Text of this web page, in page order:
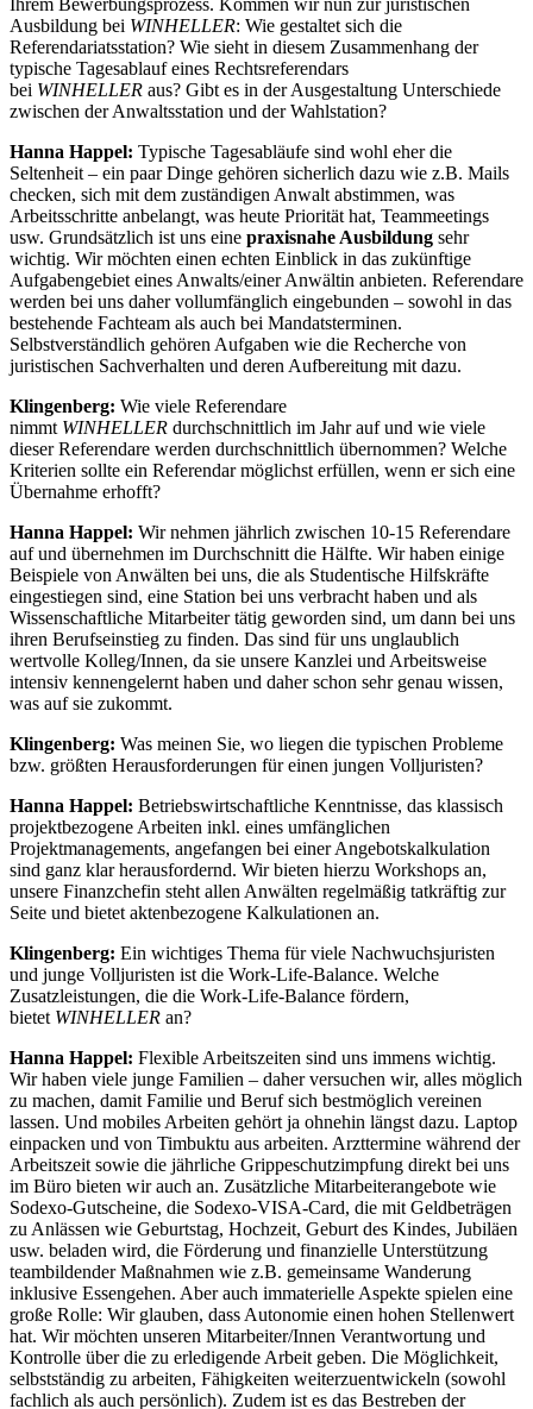
Ausbildung bei WINHELLER: Wie gestaltet sich die
Referendariatsstation? Wie sieht in diesem Zusammenhang der
typische Tagesablauf eines Rechtsreferendars
bei WINHELLER aus? Gibt es in der Ausgestaltung Unterschiede
zwischen der Anwaltsstation und der Wahlstation?
Hanna Happel: Typische Tagesabläufe sind wohl eher die
Seltenheit – ein paar Dinge gehören sicherlich dazu wie z.B. Mails
checken, sich mit dem zuständigen Anwalt abstimmen, was
Arbeitsschritte anbelangt, was heute Priorität hat, Teammeetings
usw. Grundsätzlich ist uns eine praxisnahe Ausbildung sehr
wichtig. Wir möchten einen echten Einblick in das zukünftige
Aufgabengebiet eines Anwalts/einer Anwältin anbieten. Referendare
werden bei uns daher vollumfänglich eingebunden – sowohl in das
bestehende Fachteam als auch bei Mandatsterminen.
Selbstverständlich gehören Aufgaben wie die Recherche von
juristischen Sachverhalten und deren Aufbereitung mit dazu.
Klingenberg: Wie viele Referendare
nimmt WINHELLER durchschnittlich im Jahr auf und wie viele
dieser Referendare werden durchschnittlich übernommen? Welche
Kriterien sollte ein Referendar möglichst erfüllen, wenn er sich eine
Übernahme erhofft?
Hanna Happel: Wir nehmen jährlich zwischen 10-15 Referendare
auf und übernehmen im Durchschnitt die Hälfte. Wir haben einige
Beispiele von Anwälten bei uns, die als Studentische Hilfskräfte
eingestiegen sind, eine Station bei uns verbracht haben und als
Wissenschaftliche Mitarbeiter tätig geworden sind, um dann bei uns
ihren Berufseinstieg zu finden. Das sind für uns unglaublich
wertvolle Kolleg/Innen, da sie unsere Kanzlei und Arbeitsweise
intensiv kennengelernt haben und daher schon sehr genau wissen,
was auf sie zukommt.
Klingenberg: Was meinen Sie, wo liegen die typischen Probleme
bzw. größten Herausforderungen für einen jungen Volljuristen?
Hanna Happel: Betriebswirtschaftliche Kenntnisse, das klassisch
projektbezogene Arbeiten inkl. eines umfänglichen
Projektmanagements, angefangen bei einer Angebotskalkulation
sind ganz klar herausfordernd. Wir bieten hierzu Workshops an,
unsere Finanzchefin steht allen Anwälten regelmäßig tatkräftig zur
Seite und bietet aktenbezogene Kalkulationen an.
Klingenberg: Ein wichtiges Thema für viele Nachwuchsjuristen
und junge Volljuristen ist die Work-Life-Balance. Welche
Zusatzleistungen, die die Work-Life-Balance fördern,
bietet WINHELLER an?
Hanna Happel: Flexible Arbeitszeiten sind uns immens wichtig.
Wir haben viele junge Familien – daher versuchen wir, alles möglich
zu machen, damit Familie und Beruf sich bestmöglich vereinen
lassen. Und mobiles Arbeiten gehört ja ohnehin längst dazu. Laptop
einpacken und von Timbuktu aus arbeiten. Arzttermine während der
Arbeitszeit sowie die jährliche Grippeschutzimpfung direkt bei uns
im Büro bieten wir auch an. Zusätzliche Mitarbeiterangebote wie
Sodexo-Gutscheine, die Sodexo-VISA-Card, die mit Geldbeträgen
zu Anlässen wie Geburtstag, Hochzeit, Geburt des Kindes, Jubiläen
usw. beladen wird, die Förderung und finanzielle Unterstützung
teambildender Maßnahmen wie z.B. gemeinsame Wanderung
inklusive Essengehen. Aber auch immaterielle Aspekte spielen eine
große Rolle: Wir glauben, dass Autonomie einen hohen Stellenwert
hat. Wir möchten unseren Mitarbeiter/Innen Verantwortung und
Kontrolle über die zu erledigende Arbeit geben. Die Möglichkeit,
selbstständig zu arbeiten, Fähigkeiten weiterzuentwickeln (sowohl
fachlich als auch persönlich). Zudem ist es das Bestreben der